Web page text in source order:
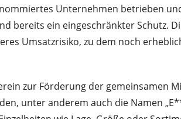
Unternehmen betrieben
bereits ein eingeschränkter Schutz.
Umsatzrisiko, zu dem noch
zur Förderung der gemeinsamen
unter anderem auch die Namen